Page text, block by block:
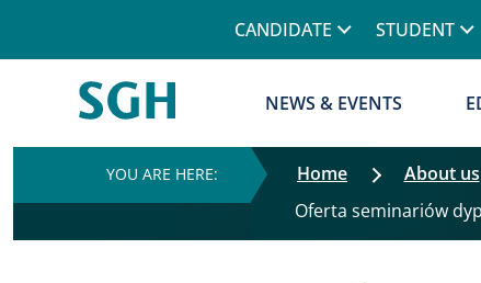
CANDIDATE STUDENT
NEWS & EVENTS
Home About us
Oferta seminariów